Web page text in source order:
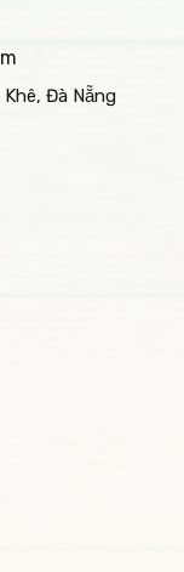
Đà Nẵng